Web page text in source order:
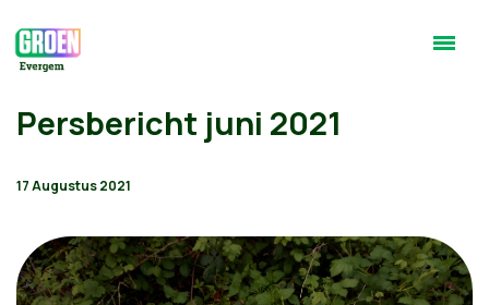
Persbericht juni 2021
17 Augustus 2021